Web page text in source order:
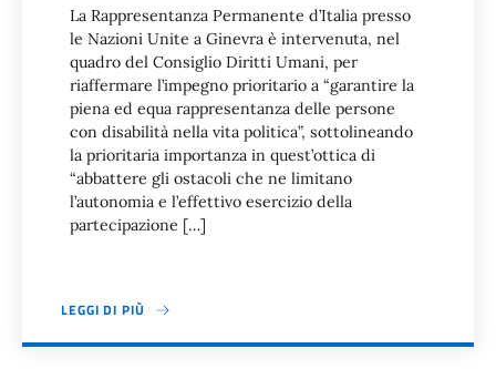
La Rappresentanza Permanente d’Italia presso
le Nazioni Unite a Ginevra è intervenuta, nel
quadro del Consiglio Diritti Umani, per
riaffermare l’impegno prioritario a “garantire la
piena ed equa rappresentanza delle persone
con disabilità nella vita politica”, sottolineando
la prioritaria importanza in quest’ottica di
“abbattere gli ostacoli che ne limitano
l’autonomia e l’effettivo esercizio della
partecipazione […]
LEGGI DI PIÙ